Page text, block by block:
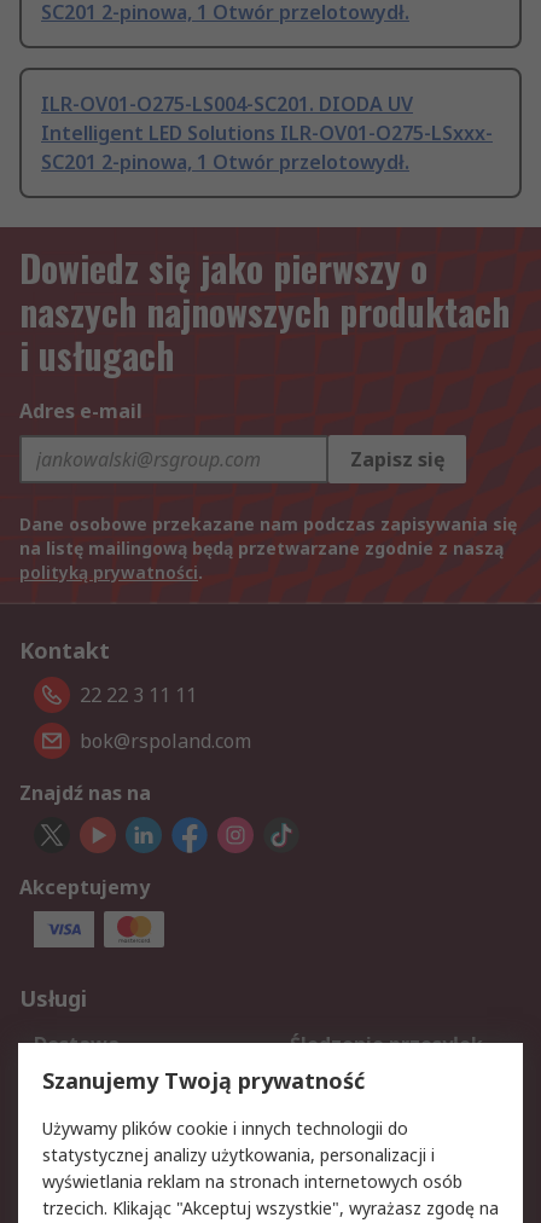
SC201 2-pinowa, 1 Otwór przelotowydł.
ILR-OV01-O275-LS004-SC201. DIODA UV
Intelligent LED Solutions ILR-OV01-O275-LSxxx-
SC201 2-pinowa, 1 Otwór przelotowydł.
Dowiedz się jako pierwszy o
naszych najnowszych produktach
i usługach
Adres e-mail
Zapisz się
Dane osobowe przekazane nam podczas zapisywania się
na listę mailingową będą przetwarzane zgodnie z naszą
polityką prywatności.
Kontakt
22 22 3 11 11
bok@rspoland.com
Znajdź nas na
Akceptujemy
Usługi
Dostawa
Śledzenie przesyłek
Reklamacje i zwroty
Rejestracja
Aspekty prawne
Szanujemy Twoją prywatność
Używamy plików cookie i innych technologii do
statystycznej analizy użytkowania, personalizacji i
wyświetlania reklam na stronach internetowych osób
trzecich. Klikając "Akceptuj wszystkie", wyrażasz zgodę na